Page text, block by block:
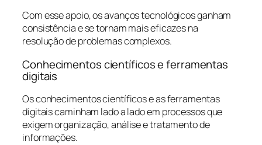
Com esse apoio, os avanços tecnológicos ganham
consistência e se tornam mais eficazes na
resolução de problemas complexos.
Conhecimentos científicos e ferramentas
digitais
Os conhecimentos científicos e as ferramentas
digitais caminham lado a lado em processos que
exigem organização, análise e tratamento de
informações.